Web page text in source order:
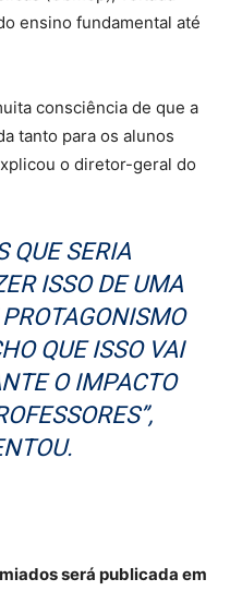
ensino fundamental até
consciência de que a
tanto para os alunos
o diretor-geral do
QUE SERIA
ISSO DE UMA
QUE ISSO VAI
O IMPACTO
será publicada em